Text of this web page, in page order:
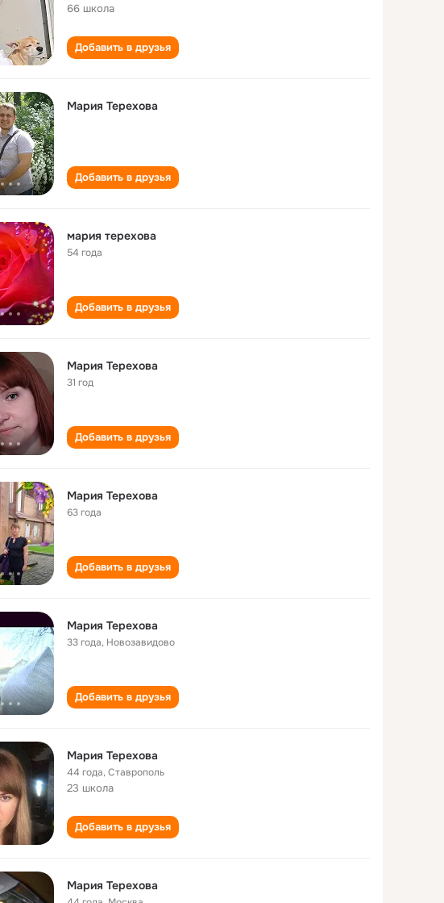
66 школа
Добавить в друзья
Мария Терехова
Добавить в друзья
мария терехова
54 года
Добавить в друзья
Мария Терехова
31 год
Добавить в друзья
Мария Терехова
63 года
Добавить в друзья
Мария Терехова
33 года, Новозавидово
Добавить в друзья
Мария Терехова
44 года,Ставрополь
23 школа
Добавить в друзья
Мария Терехова